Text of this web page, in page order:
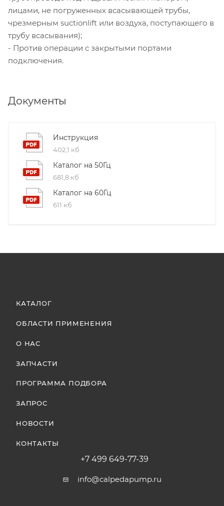
лицами, не погруженных всасывающей трубы,
чрезмерным suctionlift или воздуха, поступающего в
трубу всасывания);
- Против операции с закрытыми портами
подключения.
Документы
Инструкция
402,1 кб
Каталог на 50Гц
681,8 кб
Каталог на 60Гц
611 кб
КАТАЛОГ
ОБЛАСТИ ПРИМЕНЕНИЯ
О НАС
ЗАПЧАСТИ
ПРОГРАММА ПОДБОРА
ЗАПРОС
НОВОСТИ
КОНТАКТЫ
+7 499 649-77-39
info@calpedapump.ru